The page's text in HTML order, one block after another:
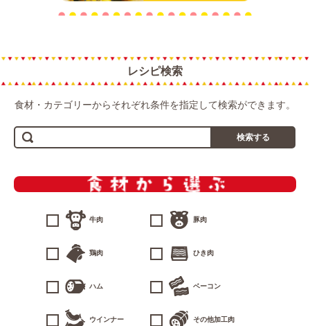
レシピ検索
食材・カテゴリーからそれぞれ条件を指定して検索ができます。
検索する
牛肉 豚肉
鶏肉 ひき肉
ハム ベーコン
ウインナー その他加工肉